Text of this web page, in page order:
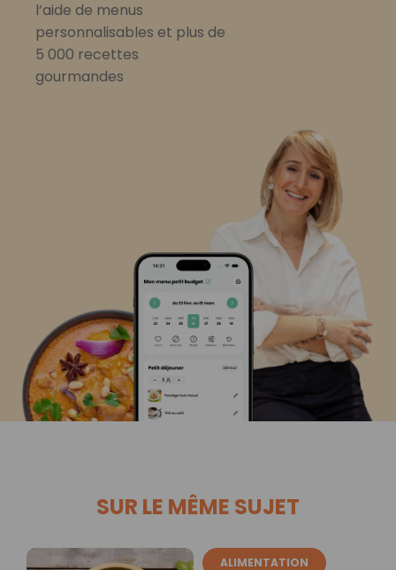
l’aide de menus
personnalisables et plus de
5 000 recettes
gourmandes
SUR LE MÊME SUJET
ALIMENTATION